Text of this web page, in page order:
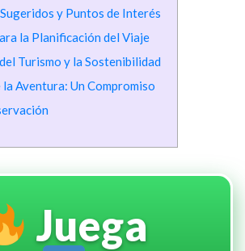
y Puntos de Interés
la Planificación del Viaje
Turismo y la Sostenibilidad
la Aventura: Un Compromiso
Juega